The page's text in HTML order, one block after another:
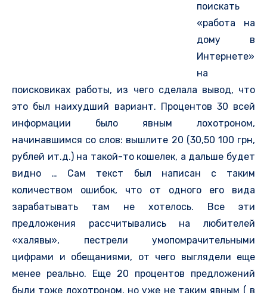
поискать
«работа на
дому в
Интернете»
на
поисковиках работы, из чего сделала вывод, что
это был наихудший вариант. Процентов 30 всей
информации было явным лохотроном,
начинавшимся со слов: вышлите 20 (30,50 100 грн,
рублей ит.д.) на такой-то кошелек, а дальше будет
видно … Сам текст был написан с таким
количеством ошибок, что от одного его вида
зарабатывать там не хотелось. Все эти
предложения рассчитывались на любителей
«халявы», пестрели умопомрачительными
цифрами и обещаниями, от чего выглядели еще
менее реально. Еще 20 процентов предложений
были тоже лохотроном, но уже не таким явным ( в